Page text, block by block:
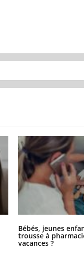
Bébés, jeunes
trousse à
vacances ?